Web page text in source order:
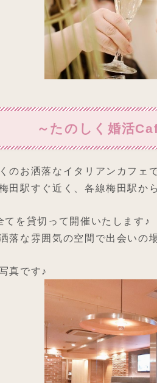
～たのしく婚活
のお洒落なイタリアンカフェ
田駅すぐ近く、各線梅田駅か
てを貸切って開催いたします♪
落な雰囲気の空間で出会いの
真です♪